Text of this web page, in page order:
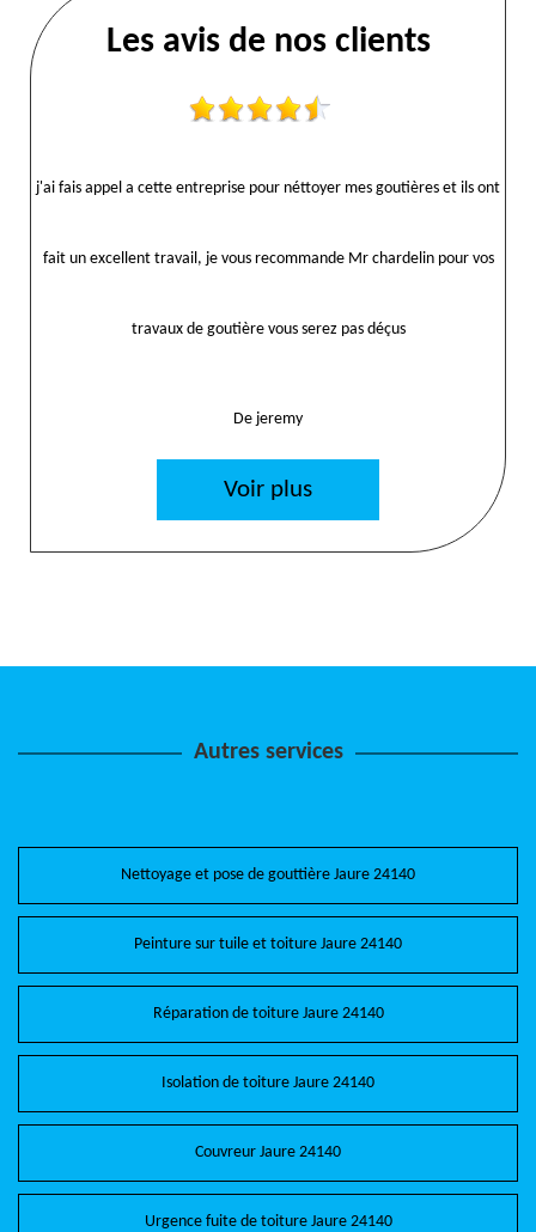
Les avis de nos clients
j'ai fais appel a cette entreprise pour néttoyer mes goutières et ils ont
fait un excellent travail, je vous recommande Mr chardelin pour vos
travaux de goutière vous serez pas déçus
De jeremy
Voir plus
Autres services
Nettoyage et pose de gouttière Jaure 24140
Peinture sur tuile et toiture Jaure 24140
Réparation de toiture Jaure 24140
Isolation de toiture Jaure 24140
Couvreur Jaure 24140
Urgence fuite de toiture Jaure 24140